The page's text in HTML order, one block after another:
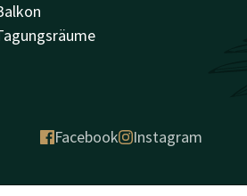
Facebook Instagram